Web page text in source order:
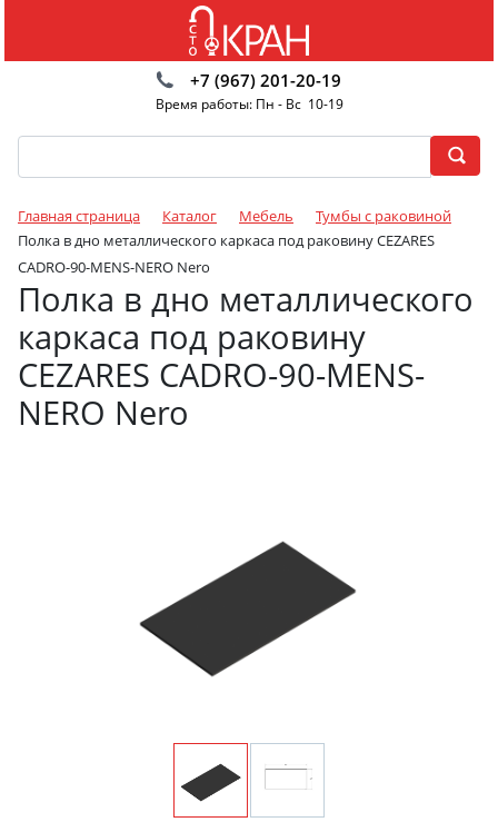
+7 (967) 201-20-19
Время работы: Пн - Вс 10-19
Главная страница Каталог Мебель
Тумбы с раковиной
Полка в дно металлического каркаса под раковину CEZARES
CADRO-90-MENS-NERO Nero
Полка в дно металлического
каркаса под раковину
CEZARES CADRO-90-MENS-
NERO Nero